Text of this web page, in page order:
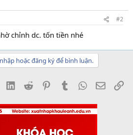
#2
chỉnh dc. tốn tiền nhé
hoặc đăng ký để bình luận.
LinkedInReddit PinterestTumblrWhatsApp
Email